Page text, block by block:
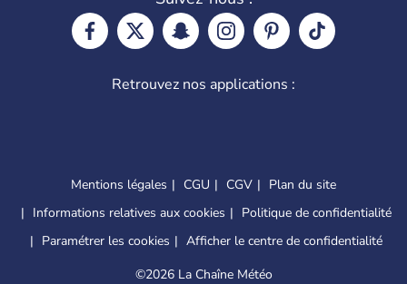
Retrouvez nos applications :
Mentions légales CGU CGV
Plan du site
Informations relatives aux cookies
Politique de confidentialité
Paramétrer les cookies
Afficher le centre de confidentialité
©2026 La Chaîne Météo